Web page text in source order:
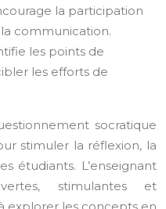
la participation
communication.
les points de
les efforts de
socratique
stimuler la réflexion, la
étudiants. L’enseignant
stimulantes et